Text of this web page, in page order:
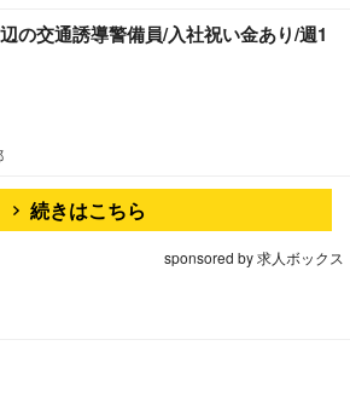
の交通誘導警備員/入社祝い金あり/週1
続きはこちら
sponsored by 求人ボックス